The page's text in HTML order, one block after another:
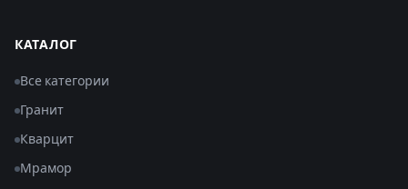
КАТАЛОГ
Все категории
Гранит
Кварцит
Мрамор